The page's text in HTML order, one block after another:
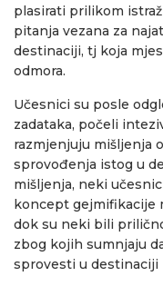
plasirati prilikom
pitanja vezana za
destinaciji, tj koja
odmora.
Učesnici su posle
zadataka, počeli
razmjenjuju mišljenja
sprovođenja istog u
mišljenja, neki
koncept gejmifikacije
dok su neki bili
zbog kojih sumnjaju
sprovesti u destinaciji